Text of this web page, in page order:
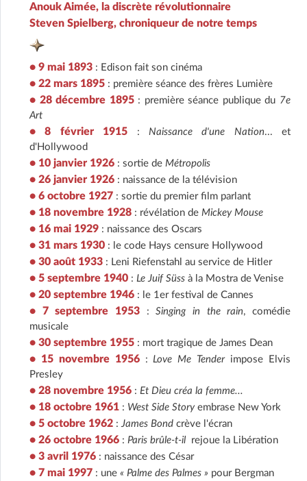
Anouk Aimée, la discrète révolutionnaire
Steven Spielberg, chroniqueur de notre temps
• 9 mai 1893 : Edison fait son cinéma
• 22 mars 1895 : première séance des frères Lumière
• 28 décembre 1895: première séance publique du 7e
Art
• 8 février 1915 : Naissance d'une Nation... et
d'Hollywood
• 10 janvier 1926 : sortie de Métropolis
• 26 janvier 1926 : naissance de la télévision
• 6 octobre 1927 : sortie du premier film parlant
• 18 novembre 1928 : révélation de Mickey Mouse
• 16 mai 1929 : naissance des Oscars
• 31 mars 1930 : le code Hays censure Hollywood
• 30 août 1933 : Leni Riefenstahl au service de Hitler
• 5 septembre 1940 : Le Juif Süss à la Mostra de Venise
• 20 septembre 1946 : le 1er festival de Cannes
• 7 septembre 1953 :Singing in the rain, comédie
musicale
• 30 septembre 1955 : mort tragique de James Dean
• 15 novembre 1956: Love Me Tenderimpose Elvis
Presley
• 28 novembre 1956 : Et Dieu créa la femme...
• 18 octobre 1961 : West Side Storyembrase New York
• 5 octobre 1962 : James Bond crève l'écran
• 26 octobre 1966 : Paris brûle-t-il rejoue la Libération
• 3 avril 1976 : naissance des César
• 7 mai 1997 : une « Palme des Palmes » pour Bergman